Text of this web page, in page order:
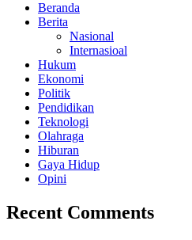
Beranda
Berita
Nasional
Internasioal
Hukum
Ekonomi
Politik
Pendidikan
Teknologi
Olahraga
Hiburan
Gaya Hidup
Opini
Recent Comments